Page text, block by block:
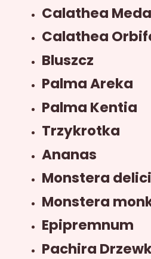
Calathea
Calathea
Bluszcz
Palma Areka
Palma Kentia
Trzykrotka
Ananas
Monstera
Monstera
Epipremnum
Pachira